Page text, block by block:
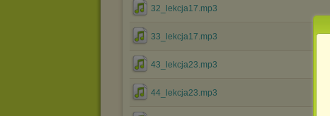
32_lekcja17.mp3
33_lekcja17.mp3
43_lekcja23.mp3
44_lekcja23.mp3